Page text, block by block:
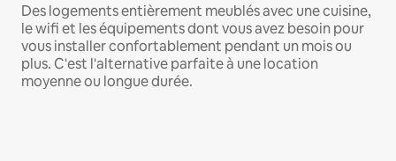
Des logements entièrement meublés avec une cuisine,
le wifi et les équipements dont vous avez besoin pour
vous installer confortablement pendant un mois ou
plus. C'est l'alternative parfaite à une location
moyenne ou longue durée.